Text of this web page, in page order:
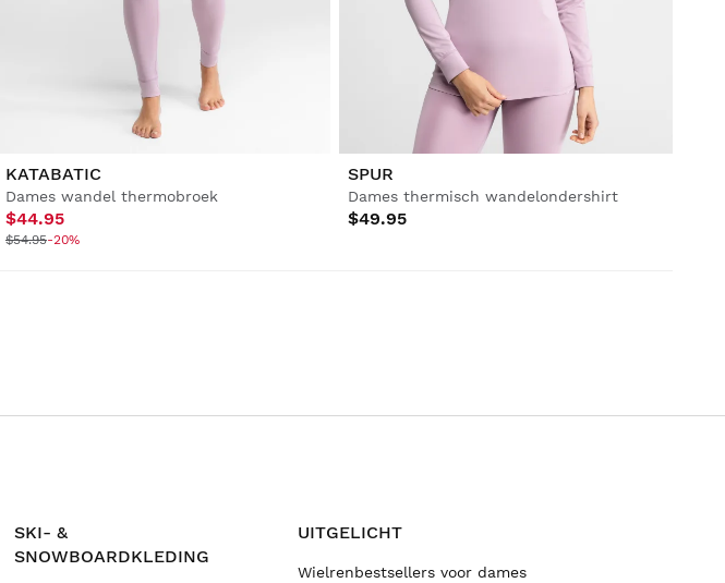
KATABATIC
Dames wandel thermobroek
$44.95
$54.95-20%
SPUR
Dames thermisch wandelondershirt
$49.95
SKI- &
SNOWBOARDKLEDING
UITGELICHT
Wielrenbestsellers voor dames